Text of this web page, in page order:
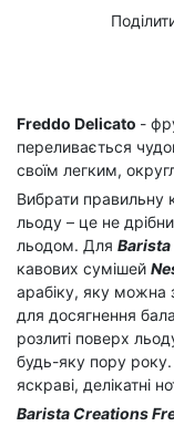
Freddo Delicato -
переливається
своїм легким,
Вибрати правильну
льоду – це не
льодом. Для
кавових сумішей
арабіку, яку можна
для досягнення
розлиті поверх
будь-яку пору
яскраві, делікатні
Barista Creations